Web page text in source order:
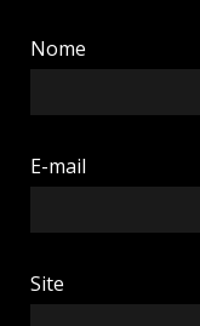
Nome
E-mail
Site